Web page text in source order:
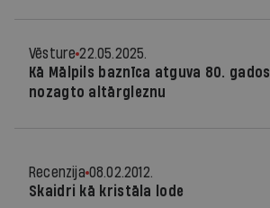
Vēsture 22.05.2025.
Kā Mālpils baznīca atguva 80. gados
nozagto altārgleznu
Recenzija 08.02.2012.
Skaidri kā kristāla lode